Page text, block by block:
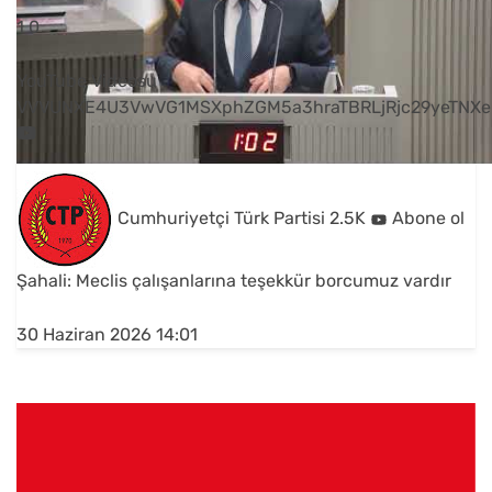
1 0
YouTube Videosu
Cumhuriyetçi Türk Partisi 2.5K Abone ol
Şahali: Meclis çalışanlarına teşekkür borcumuz vardır
30 Haziran 2026 14:01